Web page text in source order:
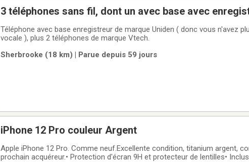
3 téléphones sans fil, dont un avec base avec
Téléphone avec base enregistreur de marque Uniden ( donc vous n'avez
vocale ), plus 2 téléphones de marque Vtech.
Sherbrooke (18 km) | Parue depuis 59 jours
iPhone 12 Pro couleur Argent
Apple iPhone 12 Pro. Comme neuf.Excellente condition, titanium argent,
prochain acquéreur.• Protection d'écran 9H et protecteur de lentilles•